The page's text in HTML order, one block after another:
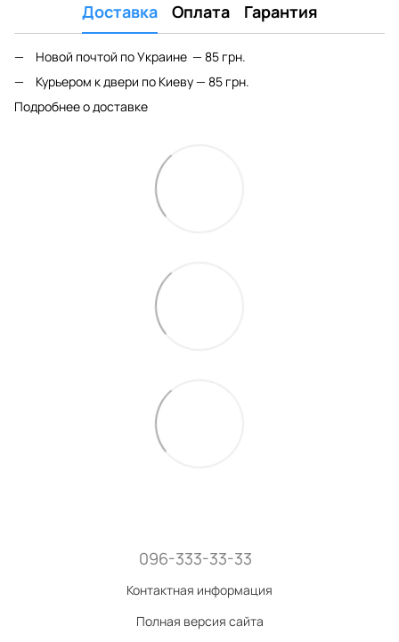
Доставка Оплата Гарантия
Новой почтой по Украине — 85 грн.
Курьером к двери по Киеву — 85 грн.
Подробнее о доставке
096-333-33-33
Контактная информация
Полная версия сайта